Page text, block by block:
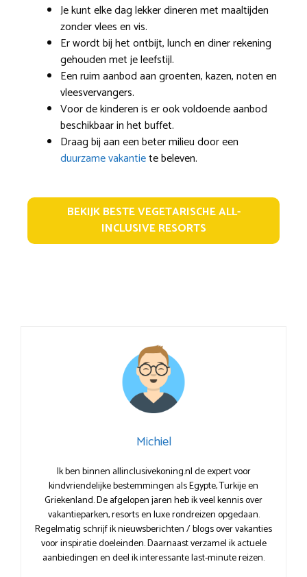
Je kunt elke dag lekker dineren met maaltijden
zonder vlees en vis.
Er wordt bij het ontbijt, lunch en diner rekening
gehouden met je leefstijl.
Een ruim aanbod aan groenten, kazen, noten en
vleesvervangers.
Voor de kinderen is er ook voldoende aanbod
beschikbaar in het buffet.
Draag bij aan een beter milieu door een
duurzame vakantiete beleven.
BEKIJK BESTE VEGETARISCHE ALL-
INCLUSIVE RESORTS
Michiel
Ik ben binnen allinclusivekoning.nl de expert voor
kindvriendelijke bestemmingen als Egypte, Turkije en
Griekenland. De afgelopen jaren heb ik veel kennis over
vakantieparken, resorts en luxe rondreizen opgedaan.
Regelmatig schrijf ik nieuwsberichten / blogs over vakanties
voor inspiratie doeleinden. Daarnaast verzamel ik actuele
aanbiedingen en deel ik interessante last-minute reizen.